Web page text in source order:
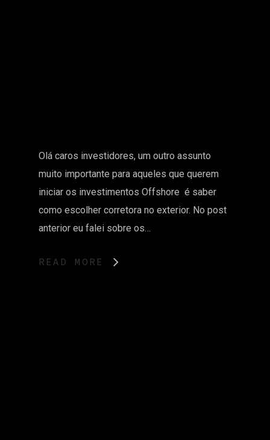
Olá caros investidores, um outro assunto
muito importante para aqueles que querem
iniciar os investimentos Offshore é saber
como escolher corretora no exterior. No post
anterior eu falei sobre os…
READ MORE